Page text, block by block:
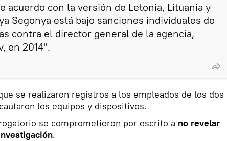
acuerdo con la versión de Letonia, Lituania y
Segonya está bajo sanciones individuales de
contra el director general de la agencia,
en 2014".
se realizaron registros a los empleados de los dos
los equipos y dispositivos.
se comprometieron por escrito a no revelar
.